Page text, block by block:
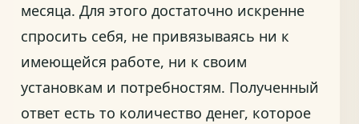
месяца. Для этого достаточно искренне
спросить себя, не привязываясь ни к
имеющейся работе, ни к своим
установкам и потребностям. Полученный
ответ есть то количество денег, которое